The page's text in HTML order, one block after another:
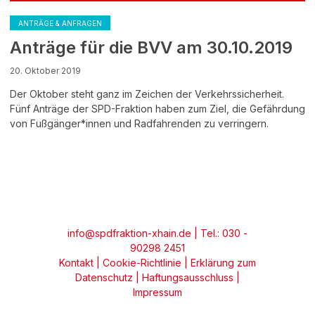
ANTRÄGE & ANFRAGEN
Anträge für die BVV am 30.10.2019
20. Oktober 2019
Der Oktober steht ganz im Zeichen der Verkehrssicherheit.
Fünf Anträge der SPD-Fraktion haben zum Ziel, die Gefährdung
von Fußgänger*innen und Radfahrenden zu verringern.
info@spdfraktion-xhain.de | Tel.: 030 -
90298 2451
Kontakt
Cookie-Richtlinie
Erklärung zum
Datenschutz
Haftungsausschluss
Impressum